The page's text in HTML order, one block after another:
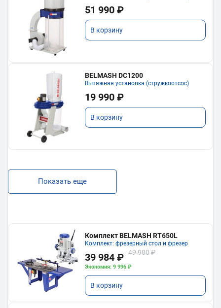
51 990 ₽
В корзину
BELMASH DC1200
Вытяжная установка (стружкоотсос)
19 990 ₽
В корзину
Показать еще
Комплект BELMASH RT650L
Комплект: фрезерный стол и фрезер
39 984 ₽ 49 980 ₽
Экономия: 9 996 ₽
В корзину